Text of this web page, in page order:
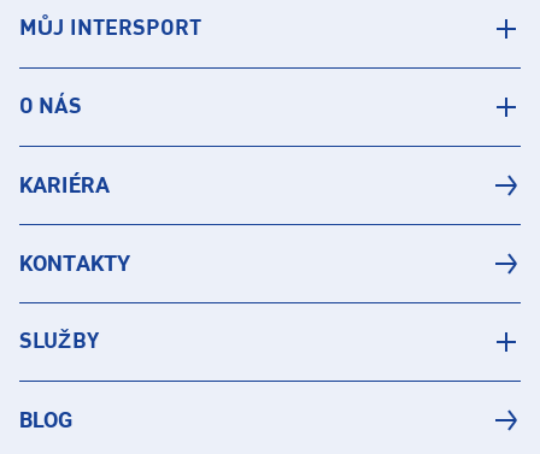
MŮJ INTERSPORT
O NÁS
KARIÉRA
KONTAKTY
SLUŽBY
BLOG